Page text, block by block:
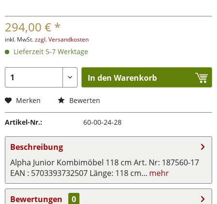
294,00 € *
inkl. MwSt.zzgl. Versandkosten
Lieferzeit 5-7 Werktage
In den Warenkorb
Merken Bewerten
Artikel-Nr.: 60-00-24-28
Beschreibung
Alpha Junior Kombimöbel 118 cm Art. Nr: 187560-17
EAN : 5703393732507 Länge: 118 cm... mehr
Bewertungen
0